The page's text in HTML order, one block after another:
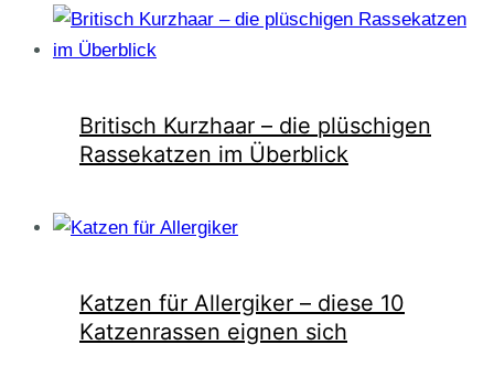
Britisch Kurzhaar – die plüschigen
Rassekatzen im Überblick
Katzen für Allergiker – diese 10
Katzenrassen eignen sich